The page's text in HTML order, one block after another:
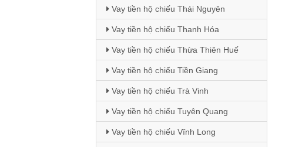
Vay tiền hộ chiếu Thái Nguyên
Vay tiền hộ chiếu Thanh Hóa
Vay tiền hộ chiếu Thừa Thiên Huế
Vay tiền hộ chiếu Tiền Giang
Vay tiền hộ chiếu Trà Vinh
Vay tiền hộ chiếu Tuyên Quang
Vay tiền hộ chiếu Vĩnh Long